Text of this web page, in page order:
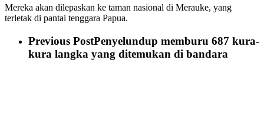
Mereka akan dilepaskan ke taman nasional di Merauke, yang
terletak di pantai tenggara Papua.
Previous PostPenyelundup memburu 687 kura-
kura langka yang ditemukan di bandara